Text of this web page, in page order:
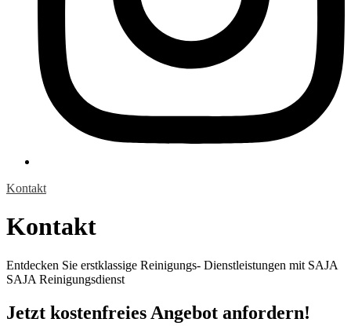
Kontakt
Kontakt
Entdecken Sie erstklassige Reinigungs- Dienstleistungen mit SAJA
SAJA Reinigungsdienst
Jetzt kostenfreies Angebot anfordern!